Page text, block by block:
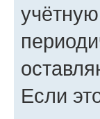
Если